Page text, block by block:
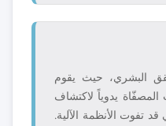
البشري، حيث يقوم
المصفّاة يدوياً لاكتشاف
قد تفوت الأنظمة الآلية.